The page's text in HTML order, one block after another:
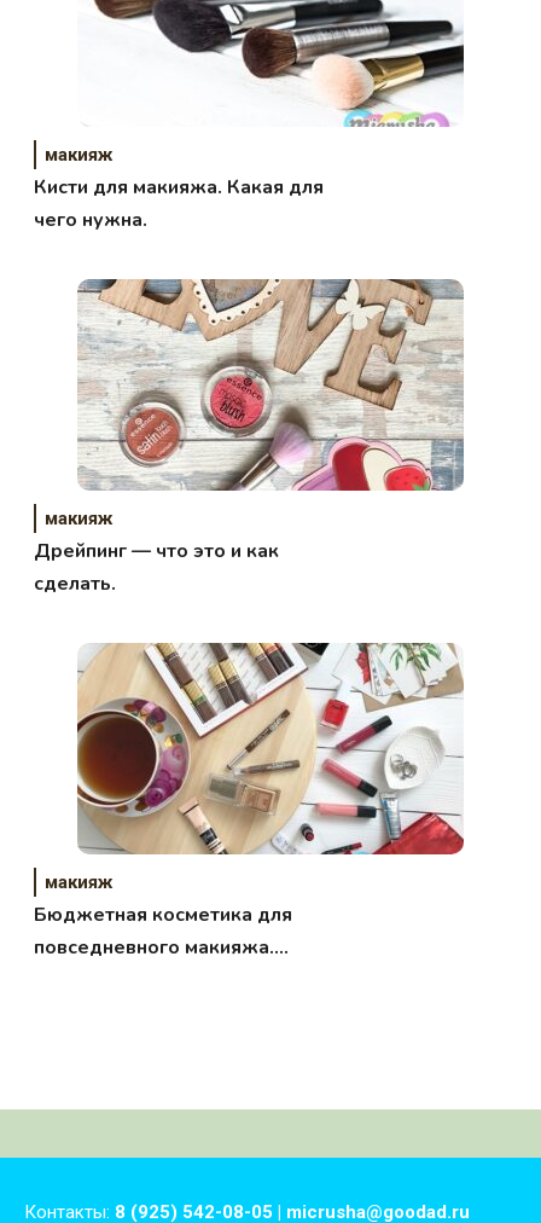
макияж
Кисти для макияжа. Какая для
чего нужна.
макияж
Дрейпинг — что это и как
сделать.
макияж
Бюджетная косметика для
повседневного макияжа.
Контакты: 8 (925) 542-08-05 | micrusha@goodad.ru